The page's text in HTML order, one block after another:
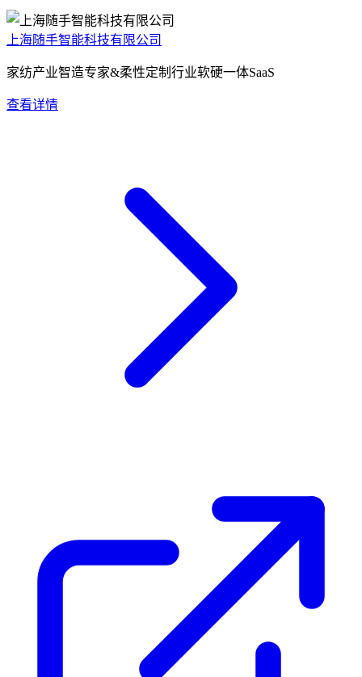
上海随手智能科技有限公司
家纺产业智造专家&柔性定制行业软硬一体SaaS
查看详情